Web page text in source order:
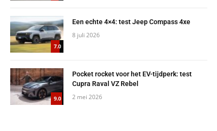
7.0
Een echte 4×4: test Jeep Compass 4xe
8 juli 2026
9.0
Pocket rocket voor het EV-tijdperk: test
Cupra Raval VZ Rebel
2 mei 2026